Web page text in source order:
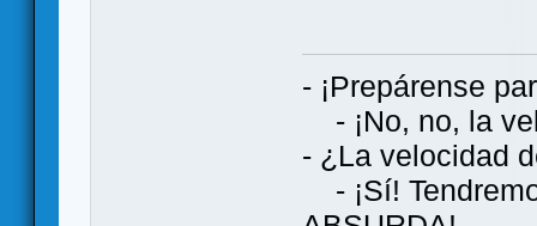
- ¡Prepárense
- ¡No, no, la
- ¿La velocidad
- ¡Sí!